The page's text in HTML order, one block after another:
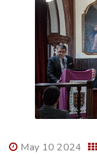
May 10 2024